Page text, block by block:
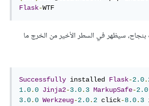
Flask-WTF
بنجاح، سيظهر في السطر الأخير من الخرج ما
Successfully installed Flask-2.0.
1.0.0 Jinja2-3.0. 3 MarkupSafe-2.0
3.0.0 Werkzeug-2.0. 2 click-8.0. 3